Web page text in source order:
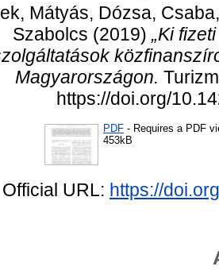
Mátyás, Dózsa, Csaba
Szabolcs (2019) „Ki
Magyarországon.
https://doi.org/
PDF - Requires a PDF
453kB
Official URL: https://